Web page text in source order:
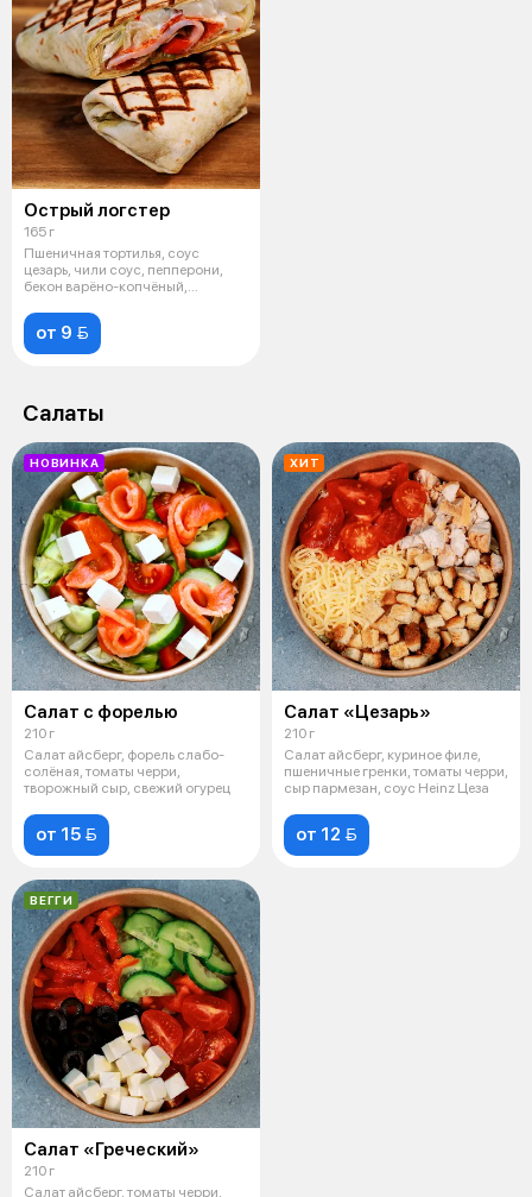
Острый логстер
165 г
Пшеничная тортилья, соус
цезарь, чили соус, пепперони,
бекон варёно-копчёный,
от 9 
Салаты
НОВИНКА
Салат с форелью
210 г
Салат айсберг, форель слабо-
солёная, томаты черри,
творожный сыр, свежий огурец
от 15 
ХИТ
Салат «Цезарь»
210 г
Салат айсберг, куриное филе,
пшеничные гренки, томаты черри,
сыр пармезан, соус Heinz Цеза
от 12 
ВЕГГИ
Салат «Греческий»
210 г
Салат айсберг, томаты черри,